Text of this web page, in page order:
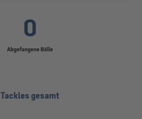
Abgefangene Bälle
0
Tackles gesamt